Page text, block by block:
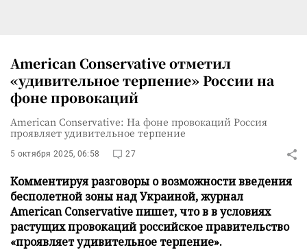
American Conservative отметил
«удивительное терпение» России на
фоне провокаций
American Conservative: На фоне провокаций Россия
проявляет удивительное терпение
5 октября 2025, 06:58 27
Комментируя разговоры о возможности введения
бесполетной зоны над Украиной, журнал
American Conservative пишет, что в в условиях
растущих провокаций российское правительство
«проявляет удивительное терпение».